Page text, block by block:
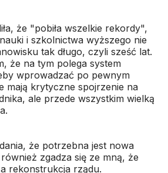
że "pobiła wszelkie rekordy",
i szkolnictwa wyższego nie
tak długo, czyli sześć lat.
że na tym polega system
wprowadzać po pewnym
mają krytyczne spojrzenie na
ale przede wszystkim wielką
że potrzebna jest nowa
zgadza się ze mną, że
rekonstrukcja rządu.